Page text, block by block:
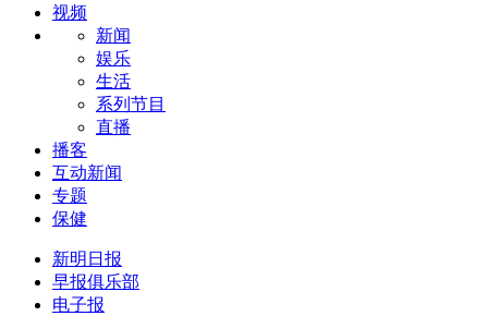
视频
新闻
娱乐
生活
系列节目
直播
播客
互动新闻
专题
保健
新明日报
早报俱乐部
电子报